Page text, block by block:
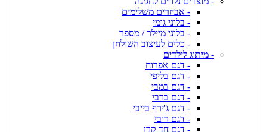
- אביזרים משלימים
- בלוני גומי
- בלוני מיילר / מספר
- כלים לעיצוב השולחן
- מיתוג לילדים
- דגם אפרוח
- דגם בליפי
- דגם במבי
- דגם ברבי
- דגם ג'ירף בייבי
- דגם דובי
- דגם חד קרן